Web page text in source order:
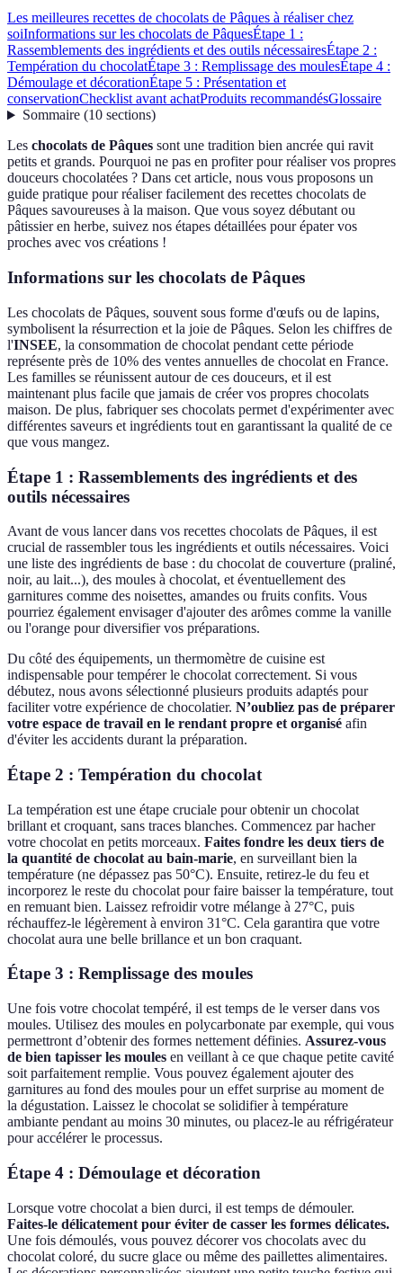
Les meilleures recettes de chocolats de Pâques à réaliser chez
soiInformations sur les chocolats de PâquesÉtape 1 :
Rassemblements des ingrédients et des outils nécessairesÉtape 2 :
Températion du chocolatÉtape 3 : Remplissage des moulesÉtape 4 :
Démoulage et décorationÉtape 5 : Présentation et
conservationChecklist avant achatProduits recommandésGlossaire
Sommaire(10 sections)
Les chocolats de Pâques sont une tradition bien ancrée qui ravit
petits et grands. Pourquoi ne pas en profiter pour réaliser vos propres
douceurs chocolatées ? Dans cet article, nous vous proposons un
guide pratique pour réaliser facilement des recettes chocolats de
Pâques savoureuses à la maison. Que vous soyez débutant ou
pâtissier en herbe, suivez nos étapes détaillées pour épater vos
proches avec vos créations !
Informations sur les chocolats de Pâques
Les chocolats de Pâques, souvent sous forme d'œufs ou de lapins,
symbolisent la résurrection et la joie de Pâques. Selon les chiffres de
l'INSEE, la consommation de chocolat pendant cette période
représente près de 10% des ventes annuelles de chocolat en France.
Les familles se réunissent autour de ces douceurs, et il est
maintenant plus facile que jamais de créer vos propres chocolats
maison. De plus, fabriquer ses chocolats permet d'expérimenter avec
différentes saveurs et ingrédients tout en garantissant la qualité de ce
que vous mangez.
Étape 1 : Rassemblements des ingrédients et des
outils nécessaires
Avant de vous lancer dans vos recettes chocolats de Pâques, il est
crucial de rassembler tous les ingrédients et outils nécessaires. Voici
une liste des ingrédients de base : du chocolat de couverture (praliné,
noir, au lait...), des moules à chocolat, et éventuellement des
garnitures comme des noisettes, amandes ou fruits confits. Vous
pourriez également envisager d'ajouter des arômes comme la vanille
ou l'orange pour diversifier vos préparations.
Du côté des équipements, un thermomètre de cuisine est
indispensable pour tempérer le chocolat correctement. Si vous
débutez, nous avons sélectionné plusieurs produits adaptés pour
faciliter votre expérience de chocolatier. N’oubliez pas de préparer
votre espace de travail en le rendant propre et organisé afin
d'éviter les accidents durant la préparation.
Étape 2 : Températion du chocolat
La températion est une étape cruciale pour obtenir un chocolat
brillant et croquant, sans traces blanches. Commencez par hacher
votre chocolat en petits morceaux. Faites fondre les deux tiers de
la quantité de chocolat au bain-marie, en surveillant bien la
température (ne dépassez pas 50°C). Ensuite, retirez-le du feu et
incorporez le reste du chocolat pour faire baisser la température, tout
en remuant bien. Laissez refroidir votre mélange à 27°C, puis
réchauffez-le légèrement à environ 31°C. Cela garantira que votre
chocolat aura une belle brillance et un bon craquant.
Étape 3 : Remplissage des moules
Une fois votre chocolat tempéré, il est temps de le verser dans vos
moules. Utilisez des moules en polycarbonate par exemple, qui vous
permettront d’obtenir des formes nettement définies. Assurez-vous
de bien tapisser les moules en veillant à ce que chaque petite cavité
soit parfaitement remplie. Vous pouvez également ajouter des
garnitures au fond des moules pour un effet surprise au moment de
la dégustation. Laissez le chocolat se solidifier à température
ambiante pendant au moins 30 minutes, ou placez-le au réfrigérateur
pour accélérer le processus.
Étape 4 : Démoulage et décoration
Lorsque votre chocolat a bien durci, il est temps de démouler.
Faites-le délicatement pour éviter de casser les formes délicates.
Une fois démoulés, vous pouvez décorer vos chocolats avec du
chocolat coloré, du sucre glace ou même des paillettes alimentaires.